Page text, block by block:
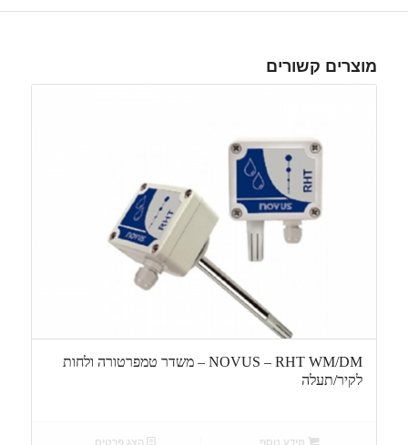
מוצרים קשורים
NOVUS – RHT WM/DM – משדר טמפרטורה ולחות
לקיר/תעלה
מידע נוסף הצג פרטים